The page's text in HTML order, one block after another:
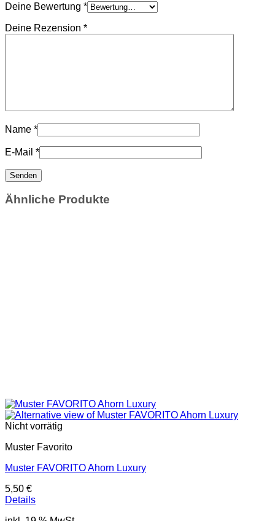
Deine Bewertung *
Deine Rezension *
Name *
E-Mail *
Ähnliche Produkte
Nicht vorrätig
Muster Favorito
Muster FAVORITO Ahorn Luxury
5,50 €
Details